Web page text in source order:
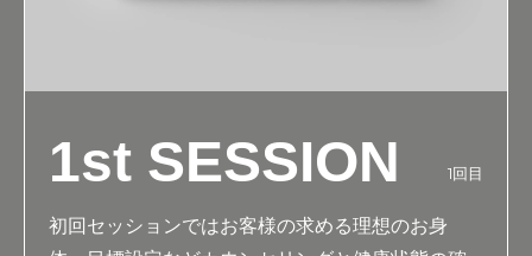
1st SESSION 1回目
初回セッションではお客様の求める理想のお身